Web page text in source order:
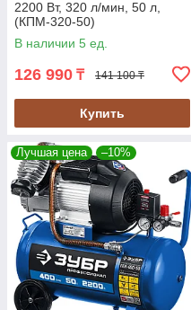
2200 Вт, 320 л/мин, 50 л,
(КПМ-320-50)
В наличии 5 ед.
126 990 ₸ 141 100 ₸
Купить
Лучшая цена –10%